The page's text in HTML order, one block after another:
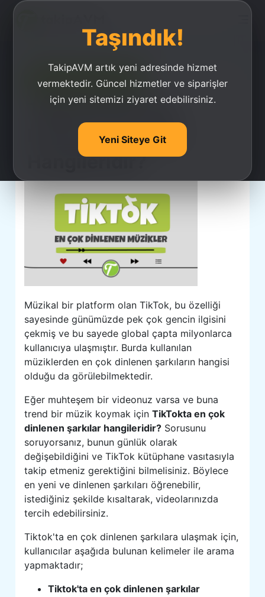
Taşındık!
TakipAVM artık yeni adresinde hizmet
vermektedir. Güncel hizmetler ve siparişler
için yeni sitemizi ziyaret edebilirsiniz.
Yeni Siteye Git
Ucuz Takipçi Satın Al
Tiktok'ta En Çok
Dinlenen Şarkılar
Hangileridir?
Müzikal bir platform olan TikTok, bu özelliği
sayesinde günümüzde pek çok gencin ilgisini
çekmiş ve bu sayede global çapta milyonlarca
kullanıcıya ulaşmıştır. Burda kullanılan
müziklerden en çok dinlenen şarkıların hangisi
olduğu da görülebilmektedir.
Eğer muhteşem bir videonuz varsa ve buna
trend bir müzik koymak içinTikTokta en çok
dinlenen şarkılar hangileridir? Sorusunu
soruyorsanız, bunun günlük olarak
değişebildiğini ve TikTok kütüphane vasıtasıyla
takip etmeniz gerektiğini bilmelisiniz. Böylece
en yeni ve dinlenen şarkıları öğrenebilir,
istediğiniz şekilde kısaltarak, videolarınızda
tercih edebilirsiniz.
Tiktok'ta en çok dinlenen şarkılara ulaşmak için,
kullanıcılar aşağıda bulunan kelimeler ile arama
yapmaktadır;
Tiktok'ta en çok dinlenen şarkılar